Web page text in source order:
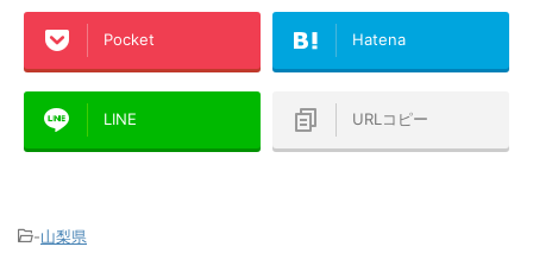
Pocket Hatena
LINE URLコピー
-山梨県